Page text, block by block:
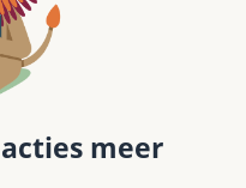
meer